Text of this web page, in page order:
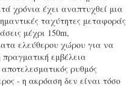
χρόνια έχει αναπτυχθεί μια
ταχύτητες μεταφοράς
μέχρι 150m,
ελεύθερου χώρου για να
εμβέλεια
ρυθμός
- η ακρόαση δεν είναι τόσο